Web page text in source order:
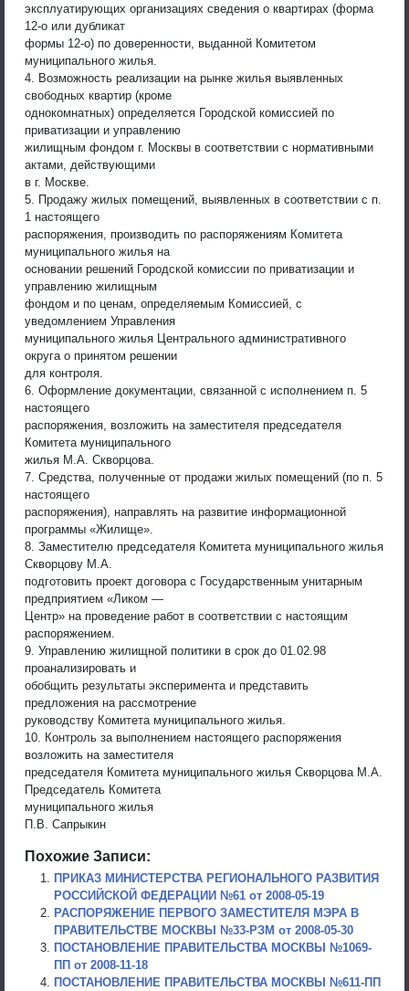
эксплуатирующих организациях сведения о квартирах (форма
12-о или дубликат
формы 12-о) по доверенности, выданной Комитетом
муниципального жилья.
4. Возможность реализации на рынке жилья выявленных
свободных квартир (кроме
однокомнатных) определяется Городской комиссией по
приватизации и управлению
жилищным фондом г. Москвы в соответствии с нормативными
актами, действующими
в г. Москве.
5. Продажу жилых помещений, выявленных в соответствии с п.
1 настоящего
распоряжения, производить по распоряжениям Комитета
муниципального жилья на
основании решений Городской комиссии по приватизации и
управлению жилищным
фондом и по ценам, определяемым Комиссией, с
уведомлением Управления
муниципального жилья Центрального административного
округа о принятом решении
для контроля.
6. Оформление документации, связанной с исполнением п. 5
настоящего
распоряжения, возложить на заместителя председателя
Комитета муниципального
жилья М.А. Скворцова.
7. Средства, полученные от продажи жилых помещений (по п. 5
настоящего
распоряжения), направлять на развитие информационной
программы «Жилище».
8. Заместителю председателя Комитета муниципального жилья
Скворцову М.А.
подготовить проект договора с Государственным унитарным
предприятием «Ликом —
Центр» на проведение работ в соответствии с настоящим
распоряжением.
9. Управлению жилищной политики в срок до 01.02.98
проанализировать и
обобщить результаты эксперимента и представить
предложения на рассмотрение
руководству Комитета муниципального жилья.
10. Контроль за выполнением настоящего распоряжения
возложить на заместителя
председателя Комитета муниципального жилья Скворцова М.А.
Председатель Комитета
муниципального жилья
П.В. Сапрыкин
Похожие Записи:
ПРИКАЗ МИНИСТЕРСТВА РЕГИОНАЛЬНОГО РАЗВИТИЯ
РОССИЙСКОЙ ФЕДЕРАЦИИ №61 от 2008-05-19
РАСПОРЯЖЕНИЕ ПЕРВОГО ЗАМЕСТИТЕЛЯ МЭРА В
ПРАВИТЕЛЬСТВЕ МОСКВЫ №33-РЗМ от 2008-05-30
ПОСТАНОВЛЕНИЕ ПРАВИТЕЛЬСТВА МОСКВЫ №1069-
ПП от 2008-11-18
ПОСТАНОВЛЕНИЕ ПРАВИТЕЛЬСТВА МОСКВЫ №611-ПП